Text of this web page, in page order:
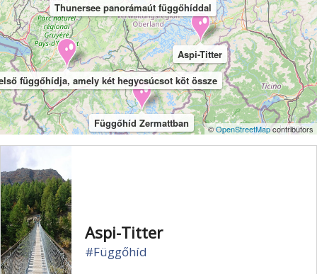
függőhídja, amely két hegycsúcsot köt össze
Thunersee panorámaút függőhíddal
Függőhíd Zermattban
Aspi-Titter
©OpenStreetMapcontributors
Aspi-Titter
#Függőhíd